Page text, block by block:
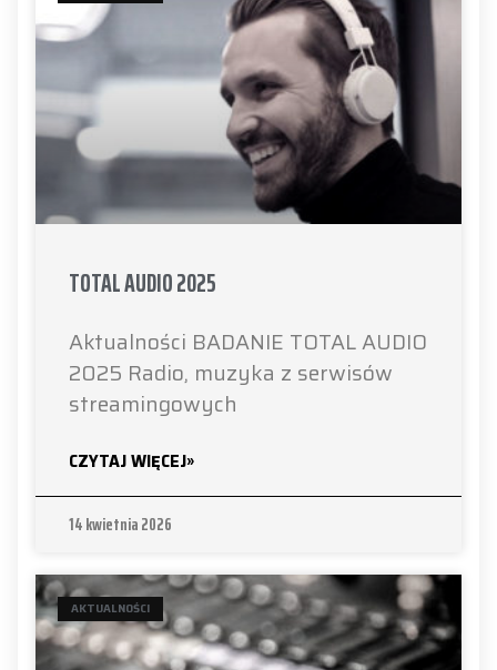
TOTAL AUDIO 2025
Aktualności BADANIE TOTAL AUDIO
2025 Radio, muzyka z serwisów
streamingowych
CZYTAJ WIĘCEJ»
14 kwietnia 2026
AKTUALNOŚCI